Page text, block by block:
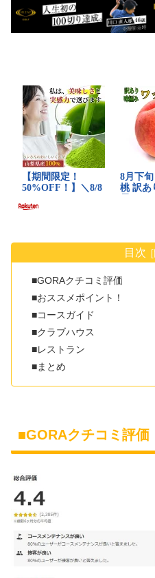
目次
■GORAクチコミ評価
■おススメポイント！
■コースガイド
■クラブハウス
■レストラン
■まとめ
■GORAクチコミ評価